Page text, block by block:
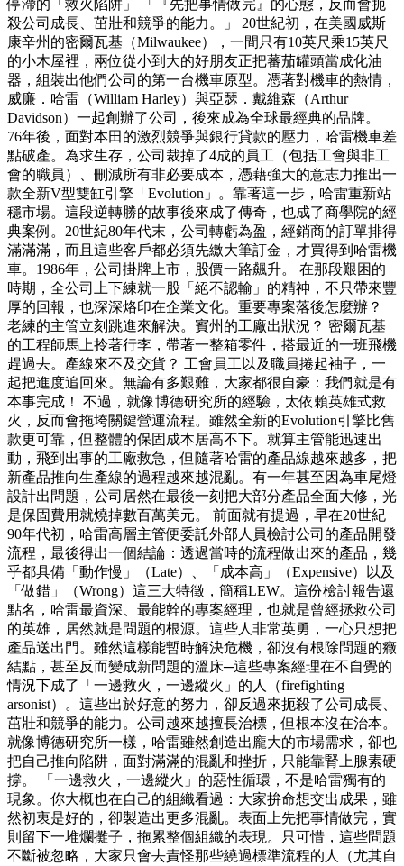
停滯的「救火陷阱」 「『先把事情做完』的心態，反而會扼
殺公司成長、茁壯和競爭的能力。」 20世紀初，在美國威斯
康辛州的密爾瓦基（Milwaukee），一間只有10英尺乘15英尺
的小木屋裡，兩位從小到大的好朋友正把蕃茄罐頭當成化油
器，組裝出他們公司的第一台機車原型。憑著對機車的熱情，
威廉．哈雷（William Harley）與亞瑟．戴維森（Arthur
Davidson）一起創辦了公司，後來成為全球最經典的品牌。
76年後，面對本田的激烈競爭與銀行貸款的壓力，哈雷機車差
點破產。為求生存，公司裁掉了4成的員工（包括工會與非工
會的職員）、刪減所有非必要成本，憑藉強大的意志力推出一
款全新V型雙缸引擎「Evolution」。靠著這一步，哈雷重新站
穩市場。這段逆轉勝的故事後來成了傳奇，也成了商學院的經
典案例。20世紀80年代末，公司轉虧為盈，經銷商的訂單排得
滿滿滿，而且這些客戶都必須先繳大筆訂金，才買得到哈雷機
車。1986年，公司掛牌上市，股價一路飆升。 在那段艱困的
時期，全公司上下練就一股「絕不認輸」的精神，不只帶來豐
厚的回報，也深深烙印在企業文化。重要專案落後怎麼辦？
老練的主管立刻跳進來解決。賓州的工廠出狀況？ 密爾瓦基
的工程師馬上拎著行李，帶著一整箱零件，搭最近的一班飛機
趕過去。產線來不及交貨？ 工會員工以及職員捲起袖子，一
起把進度追回來。無論有多艱難，大家都很自豪：我們就是有
本事完成！ 不過，就像博德研究所的經驗，太依賴英雄式救
火，反而會拖垮關鍵營運流程。雖然全新的Evolution引擎比舊
款更可靠，但整體的保固成本居高不下。就算主管能迅速出
動，飛到出事的工廠救急，但隨著哈雷的產品線越來越多，把
新產品推向生產線的過程越來越混亂。有一年甚至因為車尾燈
設計出問題，公司居然在最後一刻把大部分產品全面大修，光
是保固費用就燒掉數百萬美元。 前面就有提過，早在20世紀
90年代初，哈雷高層主管便委託外部人員檢討公司的產品開發
流程，最後得出一個結論：透過當時的流程做出來的產品，幾
乎都具備「動作慢」（Late）、「成本高」（Expensive）以及
「做錯」（Wrong）這三大特徵，簡稱LEW。這份檢討報告還
點名，哈雷最資深、最能幹的專案經理，也就是曾經拯救公司
的英雄，居然就是問題的根源。這些人非常英勇，一心只想把
產品送出門。雖然這樣能暫時解決危機，卻沒有根除問題的癥
結點，甚至反而變成新問題的溫床─這些專案經理在不自覺的
情況下成了「一邊救火，一邊縱火」的人（firefighting
arsonist）。這些出於好意的努力，卻反過來扼殺了公司成長、
茁壯和競爭的能力。公司越來越擅長治標，但根本沒在治本。
就像博德研究所一樣，哈雷雖然創造出龐大的市場需求，卻也
把自己推向陷阱，面對滿滿的混亂和挫折，只能靠腎上腺素硬
撐。 「一邊救火，一邊縱火」的惡性循環，不是哈雷獨有的
現象。你大概也在自己的組織看過：大家拚命想交出成果，雖
然初衷是好的，卻製造出更多混亂。表面上先把事情做完，實
則留下一堆爛攤子，拖累整個組織的表現。只可惜，這些問題
不斷被忽略，大家只會去責怪那些繞過標準流程的人（尤其自